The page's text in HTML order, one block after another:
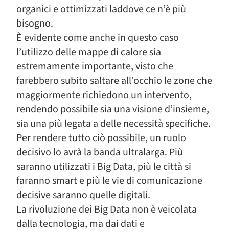
organici e ottimizzati laddove ce n’è più
bisogno.
È evidente come anche in questo caso
l’utilizzo delle mappe di calore sia
estremamente importante, visto che
farebbero subito saltare all’occhio le zone che
maggiormente richiedono un intervento,
rendendo possibile sia una visione d’insieme,
sia una più legata a delle necessità specifiche.
Per rendere tutto ciò possibile, un ruolo
decisivo lo avrà la banda ultralarga. Più
saranno utilizzati i Big Data, più le città si
faranno smart e più le vie di comunicazione
decisive saranno quelle digitali.
La rivoluzione dei Big Data non è veicolata
dalla tecnologia, ma dai dati e